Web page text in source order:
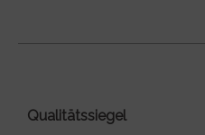
Qualitätssiegel